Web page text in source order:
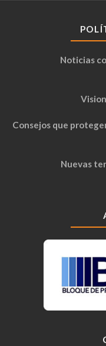
Noticias
Consejos que
Nuevas